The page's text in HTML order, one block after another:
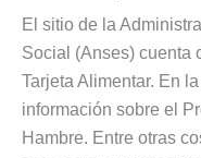
El sitio de la
Social (Anses) cuenta
Tarjeta Alimentar. En
información sobre el
Hambre. Entre otras